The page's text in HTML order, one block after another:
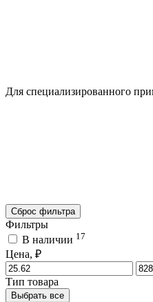
Для специализированного
Сброс фильтра
Фильтры
В наличии 17
Цена, ₽
Тип товара
Выбрать все